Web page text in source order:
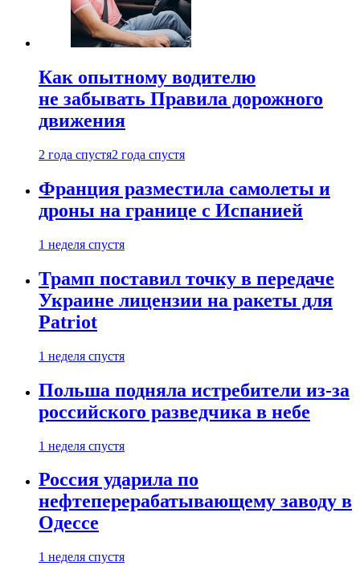
Как опытному водителю
не забывать Правила дорожного
движения
2 года спустя2 года спустя
Франция разместила самолеты и
дроны на границе с Испанией
1 неделя спустя
Трамп поставил точку в передаче
Украине лицензии на ракеты для
Patriot
1 неделя спустя
Польша подняла истребители из-за
российского разведчика в небе
1 неделя спустя
Россия ударила по
нефтеперерабатывающему заводу в
Одессе
1 неделя спустя